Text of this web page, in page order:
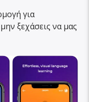
για
ξεχάσεις να μας